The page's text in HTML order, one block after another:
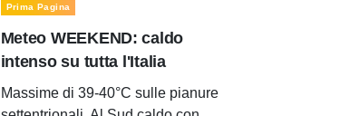
Prima Pagina
Meteo WEEKEND: caldo
intenso su tutta l'Italia
Massime di 39-40°C sulle pianure